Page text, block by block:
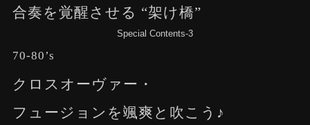
合奏を覚醒させる “架け橋”
Special Contents-3
70-80’s
クロスオーヴァー・
フュージョンを颯爽と吹こう♪